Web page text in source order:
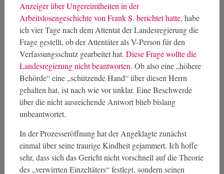
Anzeiger über Ungereimtheiten in der
Arbeitslosengeschichte von Frank S. berichtet hatte, habe
ich vier Tage nach dem Attentat der Landesregierung die
Frage gestellt, ob der Attentäter als V-Person für den
Verfassungsschutz gearbeitet hat. Diese Frage wollte die
Landesregierung nicht beantworten. Ob also eine „höhere
Behörde“ eine „schützende Hand“ über diesen Herrn
gehalten hat, ist nach wie vor unklar. Eine Beschwerde
über die nicht ausreichende Antwort blieb bislang
unbeantwortet.
In der Prozesseröffnung hat der Angeklagte zunächst
einmal über seine traurige Kindheit gejammert. Ich hoffe
sehr, dass sich das Gericht nicht vorschnell auf die Theorie
des „verwirrten Einzeltäters“ festlegt, sondern seinen